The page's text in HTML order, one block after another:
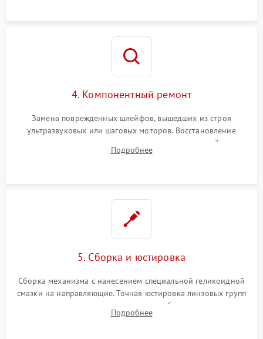
4. Компонентный ремонт
Замена поврежденных шлейфов, вышедших из строя
ультразвуковых или шаговых моторов. Восстановление
геометрии направляющих при заклинивании зума. Замена
неисправного блока диафрагмы, датчиков положения или
Подробнее
5. Сборка и юстировка
Сборка механизма с нанесением специальной геликоидной
смазки на направляющие. Точная юстировка линзовых групп
программным или механическим способом для устранения
бэк
Подробнее